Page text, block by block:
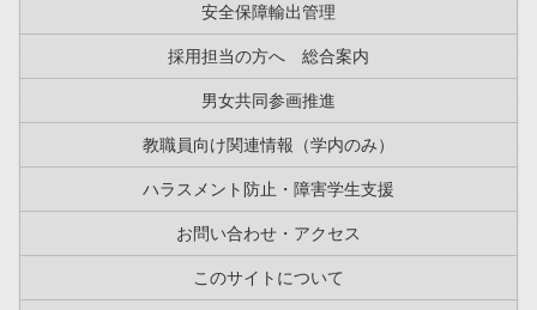
安全保障輸出管理
採用担当の方へ 総合案内
男女共同参画推進
教職員向け関連情報（学内のみ）
ハラスメント防止・障害学生支援
お問い合わせ・アクセス
このサイトについて